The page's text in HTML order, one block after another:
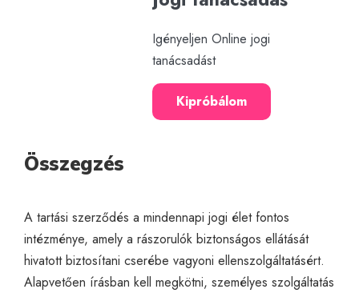
Igényeljen Online jogi
tanácsadást
Kipróbálom
Összegzés
A tartási szerződés a mindennapi jogi élet fontos
intézménye, amely a rászorulók biztonságos ellátását
hivatott biztosítani cserébe vagyoni ellenszolgáltatásért.
Alapvetően írásban kell megkötni, személyes szolgáltatás